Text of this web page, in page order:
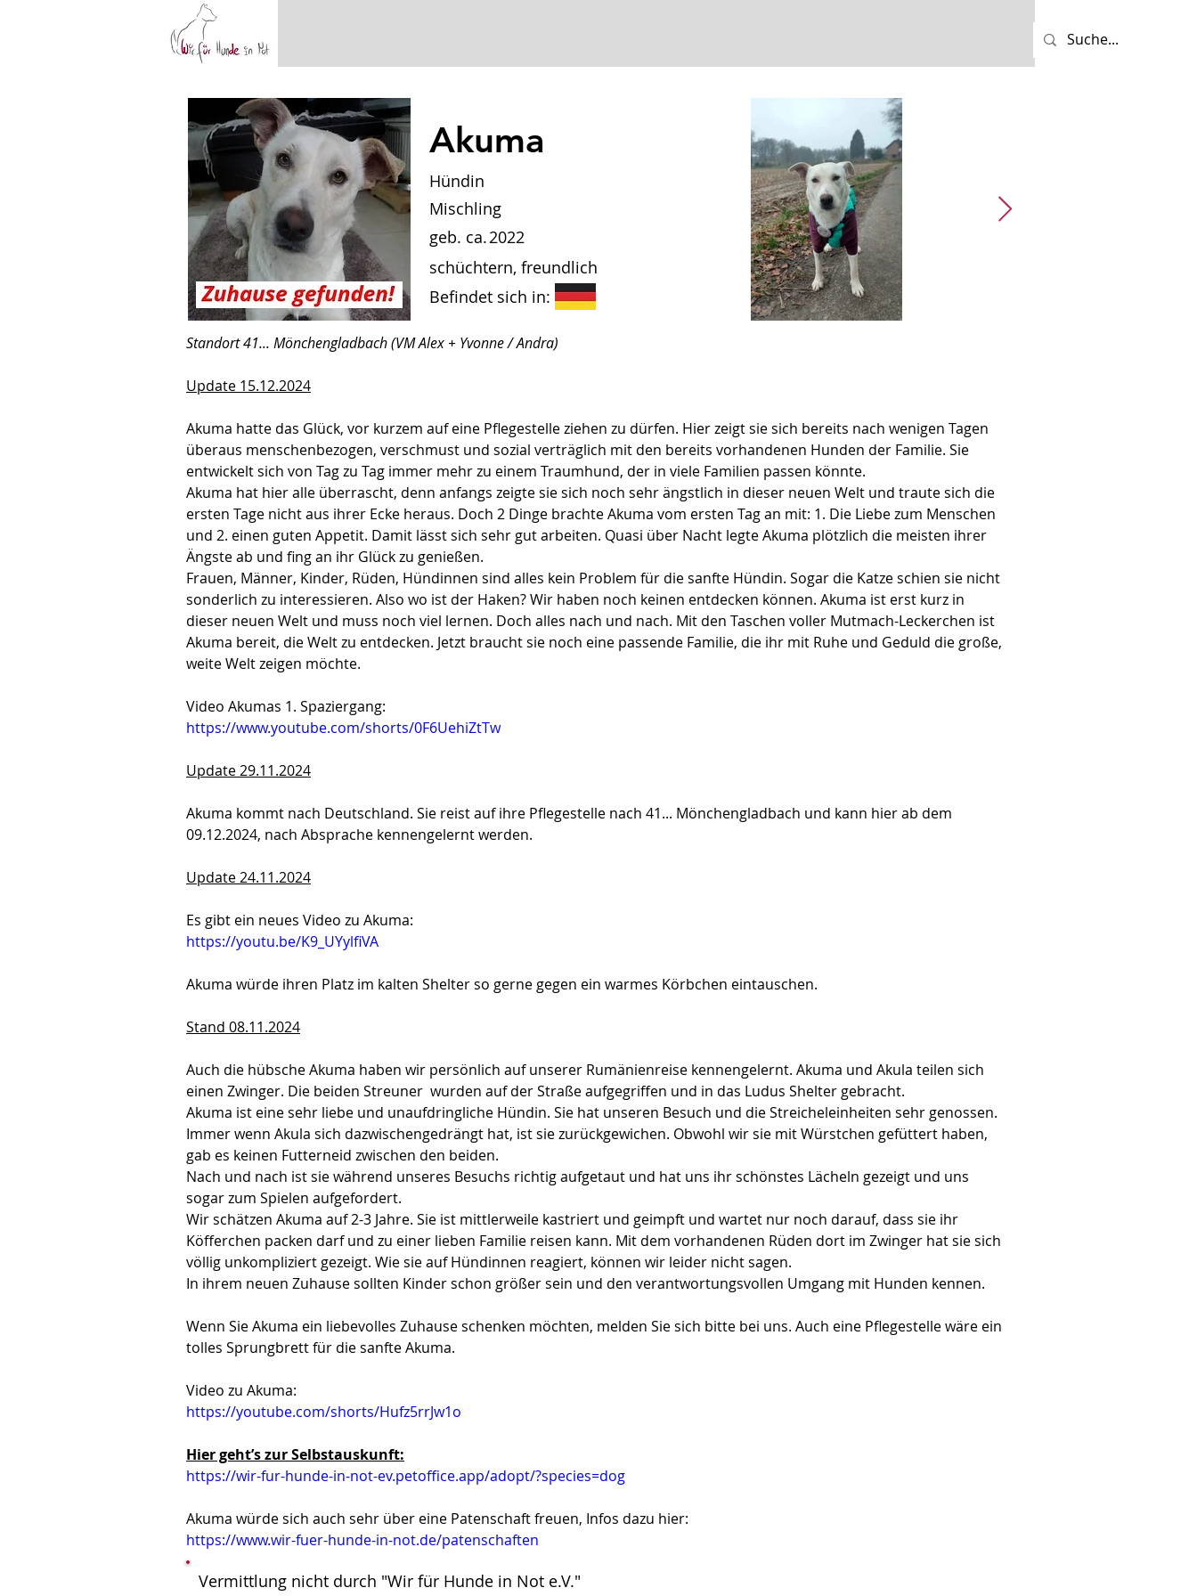
Akuma
Hündin
Mischling
2022
schüchtern, freundlich
Befindet sich in:
geb. ca.
Standort 41... Mönchengladbach (VM Alex + Yvonne / Andra)
Update 15.12.2024
Akuma hatte das Glück, vor kurzem auf eine Pflegestelle ziehen zu dürfen. Hier zeigt sie sich bereits nach wenigen Tagen
überaus menschenbezogen, verschmust und sozial verträglich mit den bereits vorhandenen Hunden der Familie. Sie
entwickelt sich von Tag zu Tag immer mehr zu einem Traumhund, der in viele Familien passen könnte.
Akuma hat hier alle überrascht, denn anfangs zeigte sie sich noch sehr ängstlich in dieser neuen Welt und traute sich die
ersten Tage nicht aus ihrer Ecke heraus. Doch 2 Dinge brachte Akuma vom ersten Tag an mit: 1. Die Liebe zum Menschen
und 2. einen guten Appetit. Damit lässt sich sehr gut arbeiten. Quasi über Nacht legte Akuma plötzlich die meisten ihrer
Ängste ab und fing an ihr Glück zu genießen.
Frauen, Männer, Kinder, Rüden, Hündinnen sind alles kein Problem für die sanfte Hündin. Sogar die Katze schien sie nicht
sonderlich zu interessieren. Also wo ist der Haken? Wir haben noch keinen entdecken können. Akuma ist erst kurz in
dieser neuen Welt und muss noch viel lernen. Doch alles nach und nach. Mit den Taschen voller Mutmach-Leckerchen ist
Akuma bereit, die Welt zu entdecken. Jetzt braucht sie noch eine passende Familie, die ihr mit Ruhe und Geduld die große,
weite Welt zeigen möchte.
Video Akumas 1. Spaziergang:
https://www.youtube.com/shorts/0F6UehiZtTw
Update 29.11.2024
Akuma kommt nach Deutschland. Sie reist auf ihre Pflegestelle nach 41... Mönchengladbach und kann hier ab dem
09.12.2024, nach Absprache kennengelernt werden.
Update 24.11.2024
Es gibt ein neues Video zu Akuma:
https://youtu.be/K9_UYylfiVA
Akuma würde ihren Platz im kalten Shelter so gerne gegen ein warmes Körbchen eintauschen.
Stand 08.11.2024
Auch die hübsche Akuma haben wir persönlich auf unserer Rumänienreise kennengelernt. Akuma und Akula teilen sich
einen Zwinger. Die beiden Streuner  wurden auf der Straße aufgegriffen und in das Ludus Shelter gebracht.
Akuma ist eine sehr liebe und unaufdringliche Hündin. Sie hat unseren Besuch und die Streicheleinheiten sehr genossen.
Immer wenn Akula sich dazwischengedrängt hat, ist sie zurückgewichen. Obwohl wir sie mit Würstchen gefüttert haben,
gab es keinen Futterneid zwischen den beiden.
Nach und nach ist sie während unseres Besuchs richtig aufgetaut und hat uns ihr schönstes Lächeln gezeigt und uns
sogar zum Spielen aufgefordert.
Wir schätzen Akuma auf 2-3 Jahre. Sie ist mittlerweile kastriert und geimpft und wartet nur noch darauf, dass sie ihr
Köfferchen packen darf und zu einer lieben Familie reisen kann. Mit dem vorhandenen Rüden dort im Zwinger hat sie sich
völlig unkompliziert gezeigt. Wie sie auf Hündinnen reagiert, können wir leider nicht sagen.
In ihrem neuen Zuhause sollten Kinder schon größer sein und den verantwortungsvollen Umgang mit Hunden kennen.
Wenn Sie Akuma ein liebevolles Zuhause schenken möchten, melden Sie sich bitte bei uns. Auch eine Pflegestelle wäre ein
tolles Sprungbrett für die sanfte Akuma.
Video zu Akuma:
https://youtube.com/shorts/Hufz5rrJw1o
Hier geht’s zur Selbstauskunft:
https://wir-fur-hunde-in-not-ev.petoffice.app/adopt/?species=dog
Akuma würde sich auch sehr über eine Patenschaft freuen, Infos dazu hier:
https://www.wir-fuer-hunde-in-not.de/patenschaften
Vermittlung nicht durch "Wir für Hunde in Not e.V."